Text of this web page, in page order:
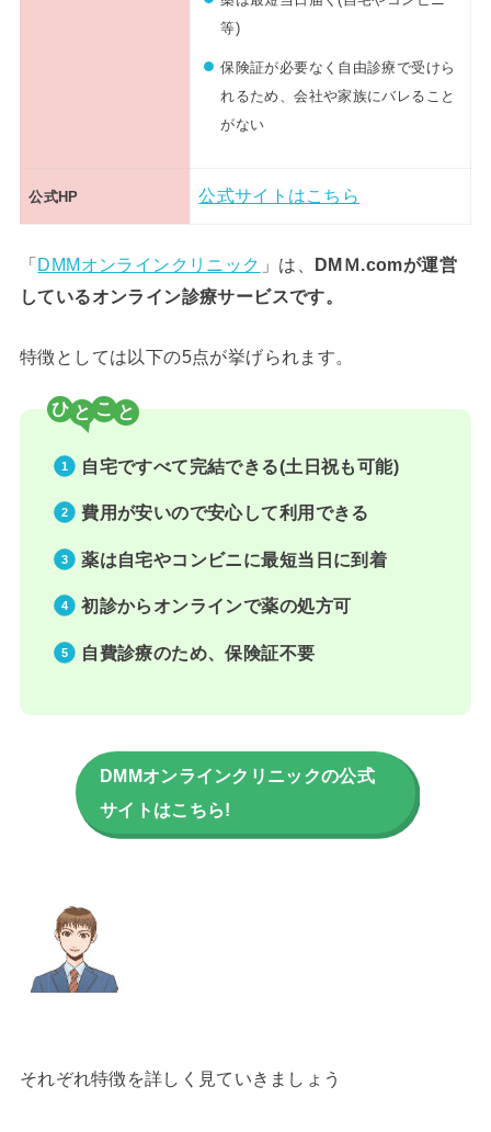
等)
保険証が必要なく自由診療で受けら
れるため、会社や家族にバレること
がない
公式HP 公式サイトはこちら
「DMMオンラインクリニック 」は、 DMＭ.comが運営
しているオンライン診療サービスです。
特徴としては以下の5点が挙げられます。
ひ こ
自宅ですべて完結できる(土日祝も可能)
費用が安いので安心して利用できる
薬は自宅やコンビニに最短当日に到着
初診からオンラインで薬の処方可
自費診療のため、保険証不要
DMMオンラインクリニックの公式
サイトはこちら!
それぞれ特徴を詳しく見ていきましょう